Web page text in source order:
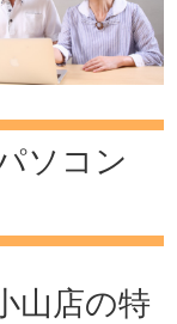
ソコン
山店の特